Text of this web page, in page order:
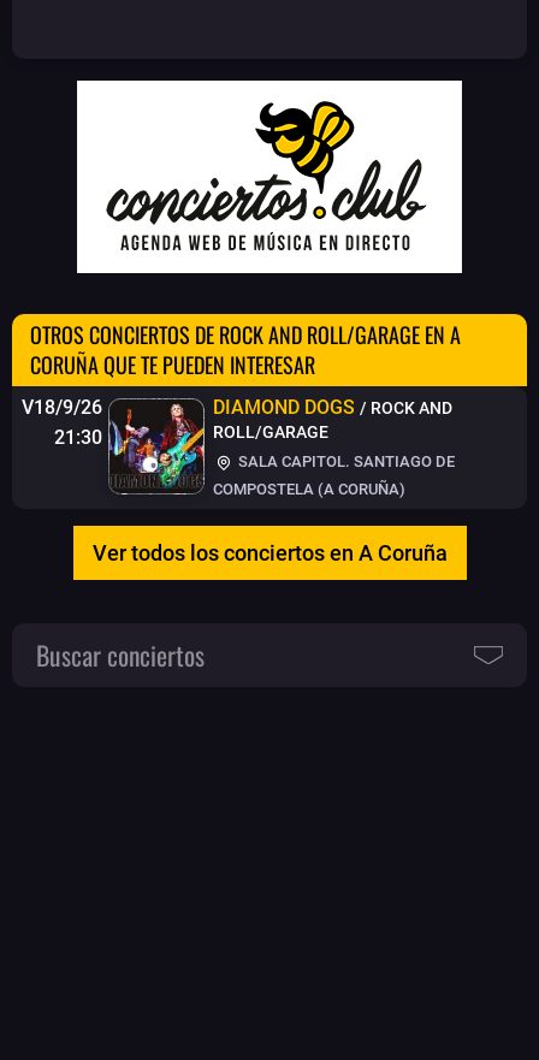
OTROS CONCIERTOS DE ROCK AND ROLL/GARAGE EN A
CORUÑA QUE TE PUEDEN INTERESAR
V18/9/26
21:30
DIAMOND DOGS / ROCK AND
ROLL/GARAGE
SALA CAPITOL. SANTIAGO DE
COMPOSTELA (A CORUÑA)
Ver todos los conciertos en A Coruña
Buscar conciertos